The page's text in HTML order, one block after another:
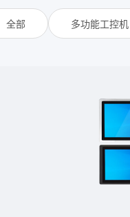
全部 多功能工控机